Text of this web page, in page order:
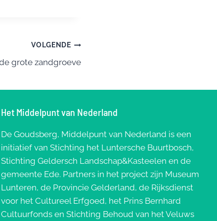
VOLGENDE
grote zandgroeve
Het Middelpunt van Nederland
De Goudsberg, Middelpunt van Nederland is een
initiatief van Stichting het Luntersche Buurtbosch,
Stichting Geldersch Landschap&Kasteelen en de
gemeente Ede. Partners in het project zijn Museum
Lunteren, de Provincie Gelderland, de Rijksdienst
voor het Cultureel Erfgoed, het Prins Bernhard
Cultuurfonds en Stichting Behoud van het Veluws